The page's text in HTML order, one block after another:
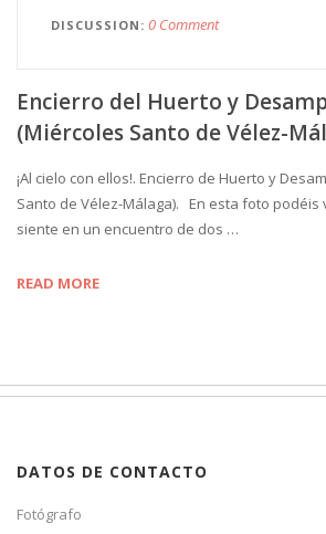
DISCUSSION 0 Comment
Encierro del Huerto y
(Miércoles Santo de Vélez-
¡Al cielo con ellos!. Encierro de Huerto y
Santo de Vélez-Málaga). En esta foto podéis
siente en un encuentro de dos …
READ MORE
DATOS DE CONTACTO
Fotógrafo